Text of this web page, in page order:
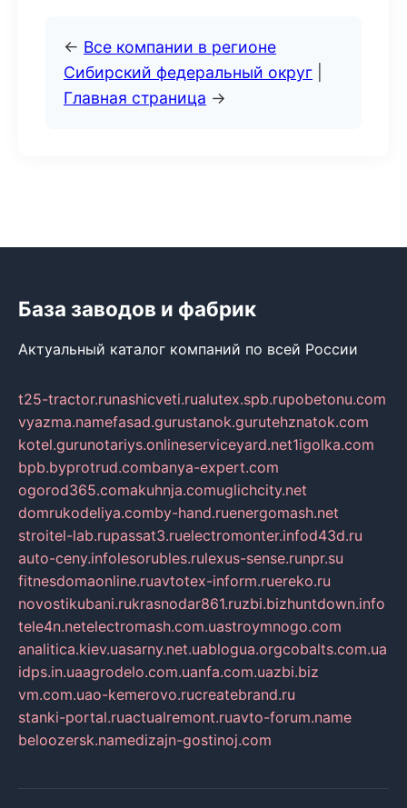
← Все компании в регионе
Сибирский федеральный округ
Главная страница →
База заводов и фабрик
Актуальный каталог компаний по всей России
t25-tractor.runashicveti.rualutex.spb.rupobetonu.com
vyazma.namefasad.gurustanok.gurutehznatok.com
kotel.gurunotariys.onlineserviceyard.net1igolka.com
bpb.byprotrud.combanya-expert.com
ogorod365.comakuhnja.comuglichcity.net
domrukodeliya.comby-hand.ruenergomash.net
stroitel-lab.rupassat3.ruelectromonter.infod43d.ru
auto-ceny.infolesorubles.rulexus-sense.runpr.su
fitnesdomaonline.ruavtotex-inform.ruereko.ru
novostikubani.rukrasnodar861.ruzbi.bizhuntdown.info
tele4n.netelectromash.com.uastroymnogo.com
analitica.kiev.uasarny.net.uablogua.orgcobalts.com.ua
idps.in.uaagrodelo.com.uanfa.com.uazbi.biz
vm.com.uao-kemerovo.rucreatebrand.ru
stanki-portal.ruactualremont.ruavto-forum.name
beloozersk.namedizajn-gostinoj.com